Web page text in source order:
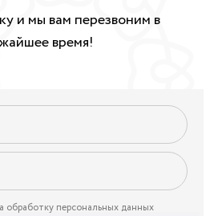
и мы вам перезвоним в
время!
обработку персональных данных